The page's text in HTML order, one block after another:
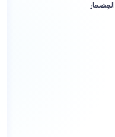
المِضمار